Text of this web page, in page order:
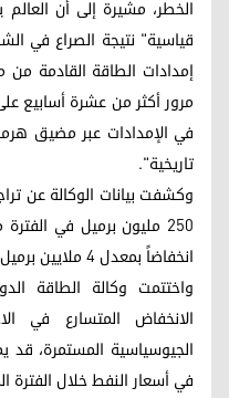
الخطر، مشيرة إلى أن
قياسية" نتيجة الصراع في
إمدادات الطاقة القادمة من
مرور أكثر من عشرة أسابيع
في الإمدادات عبر مضيق
تاريخية".
وكشفت بيانات الوكالة عن
250 مليون برميل في
انخفاضاً بمعدل 4 ملايين برميل يومياً.
واختتمت وكالة الطاقة
الانخفاض المتسارع في
الجيوسياسية المستمرة، قد
في أسعار النفط خلال الفترة